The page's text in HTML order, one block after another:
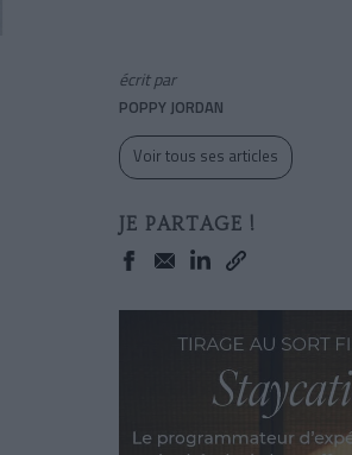
écrit par
POPPY JORDAN
Voir tous ses articles
JE PARTAGE !